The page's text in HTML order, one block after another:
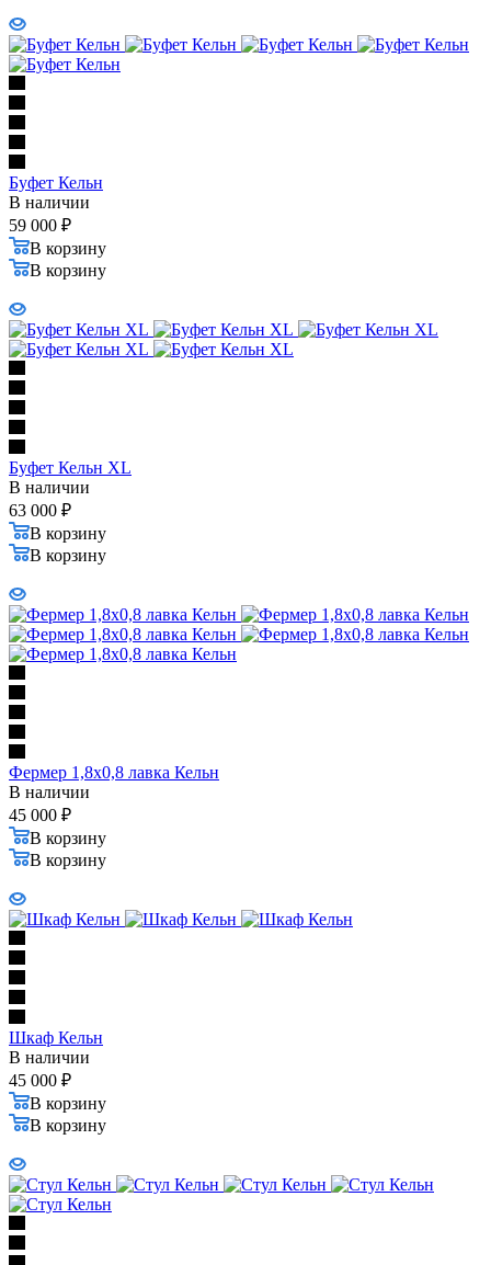
Буфет Кельн
В наличии
59 000 ₽
В корзину
В корзину
Буфет Кельн XL
В наличии
63 000 ₽
В корзину
В корзину
Фермер 1,8х0,8 лавка Кельн
В наличии
45 000 ₽
В корзину
В корзину
Шкаф Кельн
В наличии
45 000 ₽
В корзину
В корзину